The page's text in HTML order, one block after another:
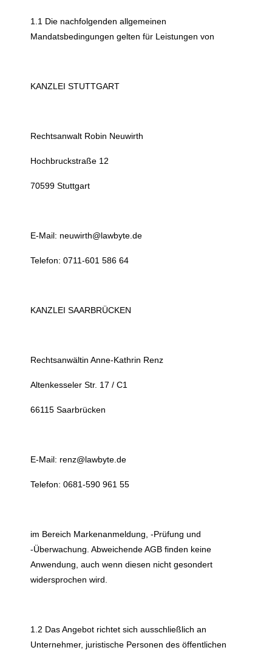
1.1 Die nachfolgenden allgemeinen
Mandatsbedingungen gelten für Leistungen von
KANZLEI STUTTGART
Rechtsanwalt Robin Neuwirth
Hochbruckstraße 12
70599 Stuttgart
E-Mail: neuwirth@lawbyte.de
Telefon: 0711-601 586 64
KANZLEI SAARBRÜCKEN
Rechtsanwältin Anne-Kathrin Renz
Altenkesseler Str. 17 / C1
66115 Saarbrücken
E-Mail: renz@lawbyte.de
Telefon: 0681-590 961 55
im Bereich Markenanmeldung, -Prüfung und
-Überwachung. Abweichende AGB finden keine
Anwendung, auch wenn diesen nicht gesondert
widersprochen wird.
1.2 Das Angebot richtet sich ausschließlich an
Unternehmer, juristische Personen des öffentlichen